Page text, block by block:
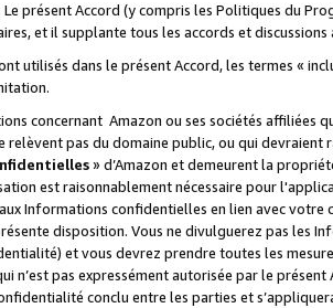
présent Accord (y compris les Politiques du
et il supplante tous les accords et discussions
utilisés dans le présent Accord, les termes «
concernant Amazon ou ses sociétés affiliées
relèvent pas du domaine public, ou qui
» d’Amazon et demeurent la
est raisonnablement nécessaire pour
Informations confidentielles en lien avec
disposition. Vous ne divulguerez pas les
et vous devrez prendre toutes les
n’est pas expressément autorisée par le
conclu entre les parties et